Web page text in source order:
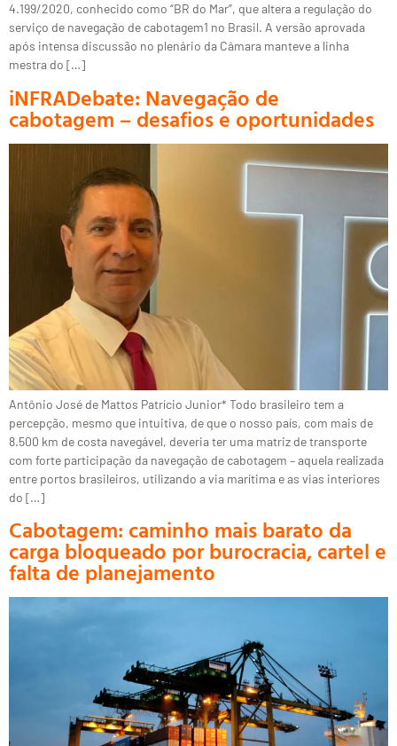
4.199/2020, conhecido como “BR do Mar”, que altera a regulação do
serviço de navegação de cabotagem1 no Brasil. A versão aprovada
após intensa discussão no plenário da Câmara manteve a linha
mestra do […]
iNFRADebate: Navegação de
cabotagem – desafios e oportunidades
Antônio José de Mattos Patrício Junior* Todo brasileiro tem a
percepção, mesmo que intuitiva, de que o nosso país, com mais de
8.500 km de costa navegável, deveria ter uma matriz de transporte
com forte participação da navegação de cabotagem – aquela realizada
entre portos brasileiros, utilizando a via marítima e as vias interiores
do […]
Cabotagem: caminho mais barato da
carga bloqueado por burocracia, cartel e
falta de planejamento